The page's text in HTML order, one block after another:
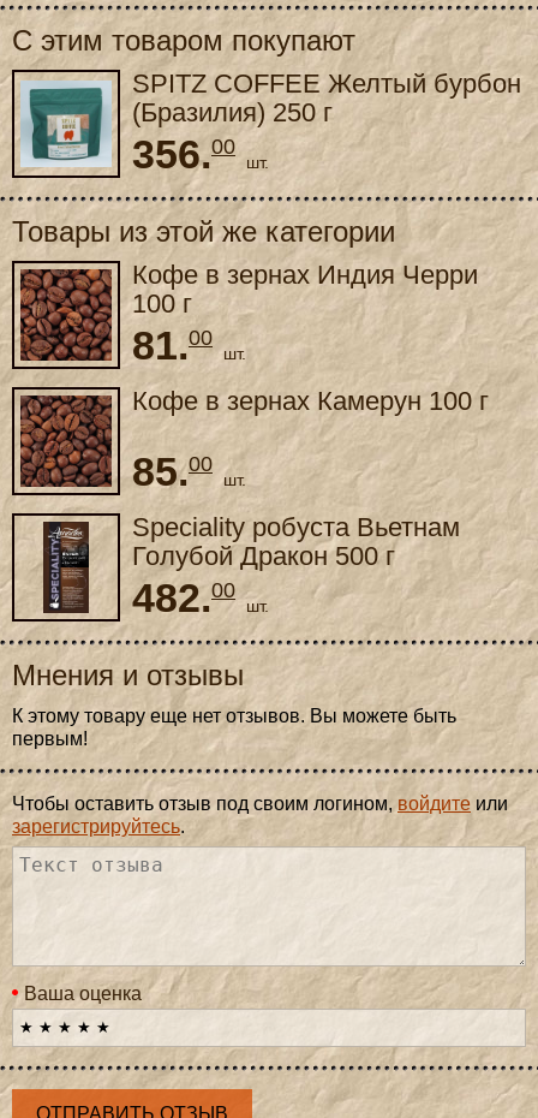
С этим товаром покупают
SPITZ COFFEE Желтый бурбон
(Бразилия) 250 г
356.00
шт.
Товары из этой же категории
Кофе в зернах Индия Черри
100 г
81.00
шт.
Кофе в зернах Камерун 100 г
85.00
шт.
Speciality робуста Вьетнам
Голубой Дракон 500 г
482.00
шт.
Мнения и отзывы
К этому товару еще нет отзывов. Вы можете быть
первым!
Чтобы оставить отзыв под своим логином, войдите или
зарегистрируйтесь.
Ваша оценка